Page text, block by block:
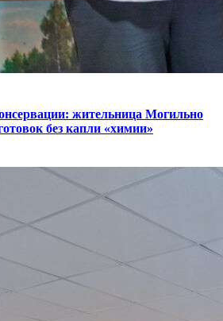
жительница Могильно
без капли «химии»